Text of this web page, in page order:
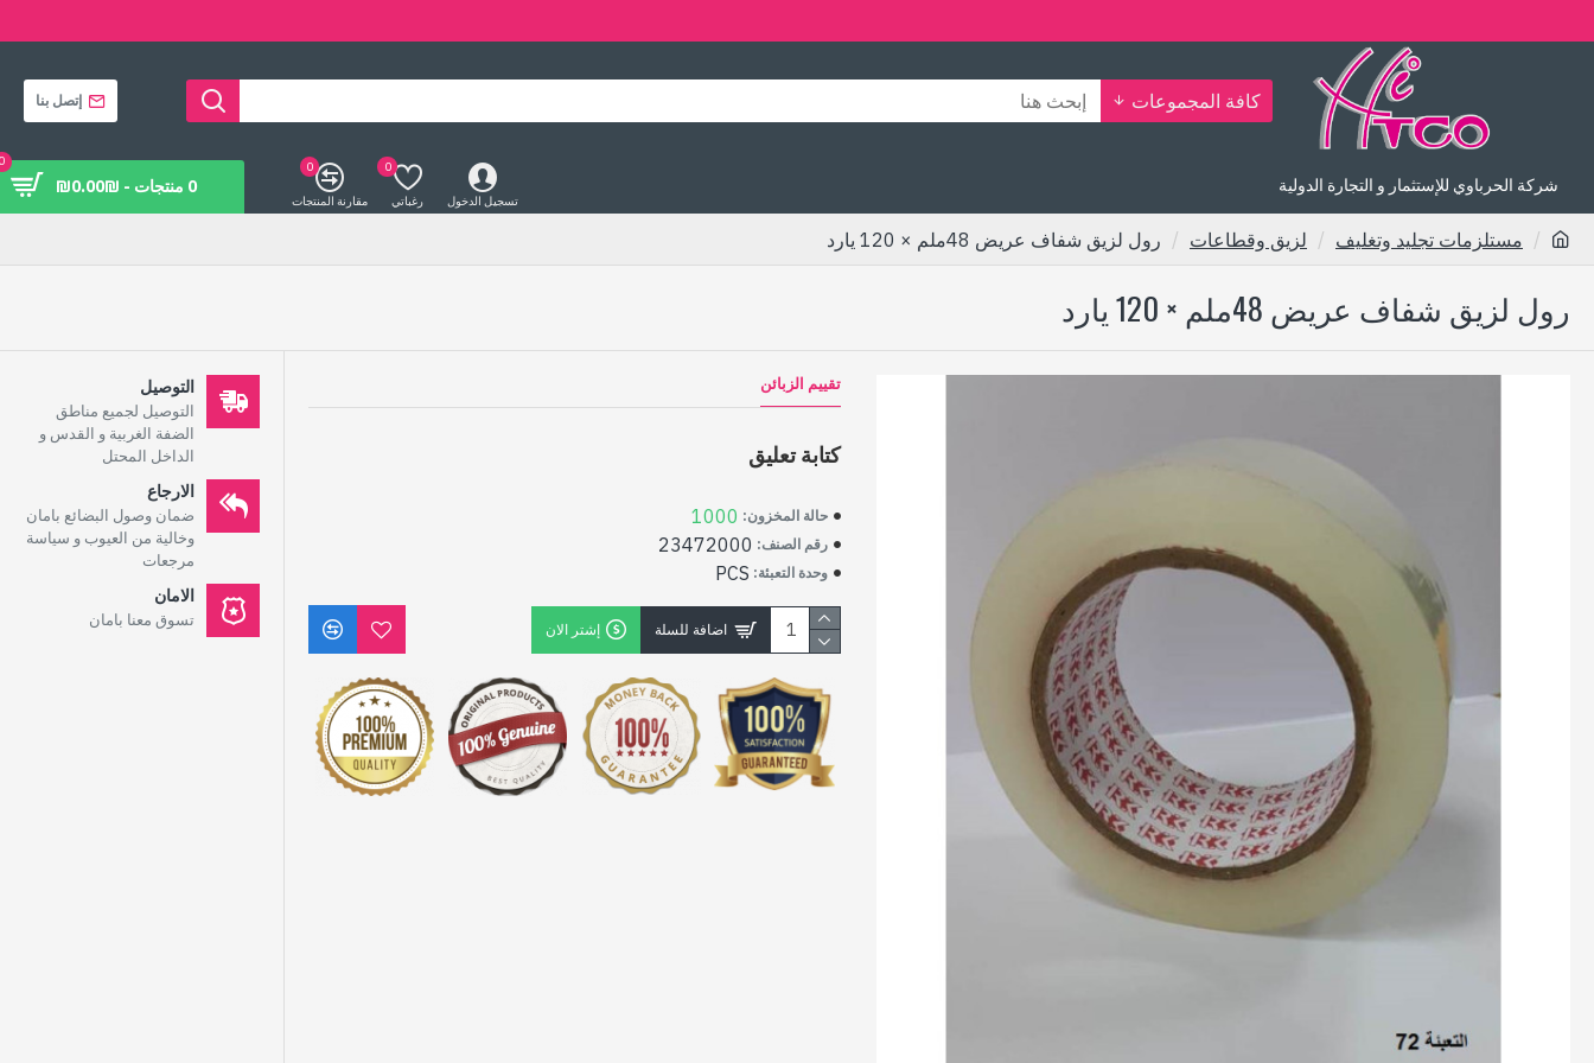
كافة المجموعات إتصل بنا
شركة الحرباوي للإستثمار و التجارة الدولية
تسجيل الدخول رغباتي
0
مقارنة المنتجات
0
0 منتجات - ₪0.00₪
مستلزمات تجليد وتغليف لزيق وقطاعات رول لزيق شفاف عريض 48ملم × 120 يارد
رول لزيق شفاف عريض 48ملم × 120 يارد
تقييم الزبائن
كتابة تعليق
حالة المخزون: 1000
رقم الصنف: 23472000
وحدة التعبئة: PCS
اضافة للسلة إشتر الان
التوصيل
التوصيل لجميع مناطق
الضفة الغربية و القدس و
الداخل المحتل
الارجاع
ضمان وصول البضائع بامان
وخالية من العيوب و سياسة
مرجعات
الامان
تسوق معنا بامان